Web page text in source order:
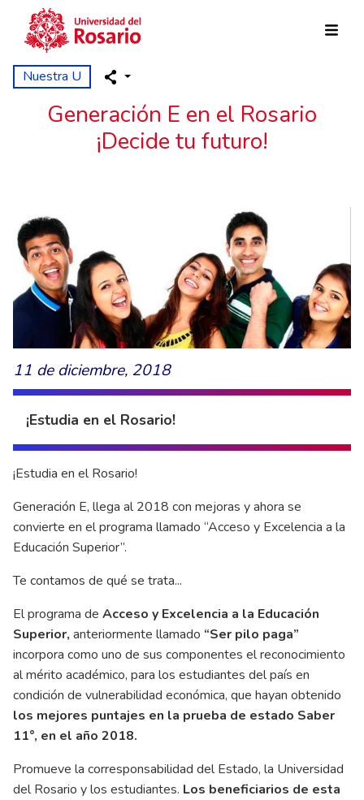
Pasar al contenido principal
Nuestra U
Generación E en el Rosario
¡Decide tu futuro!
11 de diciembre, 2018
¡Estudia en el Rosario!
¡Estudia en el Rosario!
Generación E, llega al 2018 con mejoras y ahora se
convierte en el programa llamado “Acceso y Excelencia a la
Educación Superior”.
Te contamos de qué se trata...
El programa de Acceso y Excelencia a la Educación
Superior, anteriormente llamado “Ser pilo paga”
incorpora como uno de sus componentes el reconocimiento
al mérito académico, para los estudiantes del país en
condición de vulnerabilidad económica, que hayan obtenido
los mejores puntajes en la prueba de estado Saber
11°, en el año 2018.
Promueve la corresponsabilidad del Estado, la Universidad
del Rosario y los estudiantes. Los beneficiarios de esta